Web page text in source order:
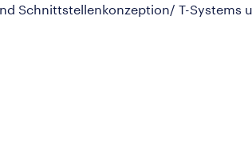
Schnittstellenkonzeption/ T-Systems